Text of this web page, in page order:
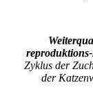
Zyklus der
der